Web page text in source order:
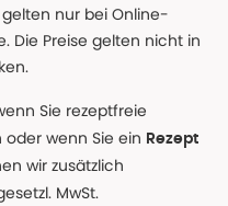
nur bei Online-
Die Preise gelten nicht in
Sie rezeptfreie
oder wenn Sie ein Rezept
wir zusätzlich
MwSt.